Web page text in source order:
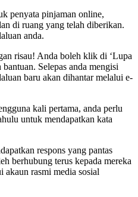
penyata pinjaman online,
di ruang yang telah diberikan.
anda.
risau! Anda boleh klik di ‘Lupa
Selepas anda mengisi
baru akan dihantar melalui e-
kali pertama, anda perlu
untuk mendapatkan kata
respons yang pantas
berhubung terus kepada mereka
akaun rasmi media sosial